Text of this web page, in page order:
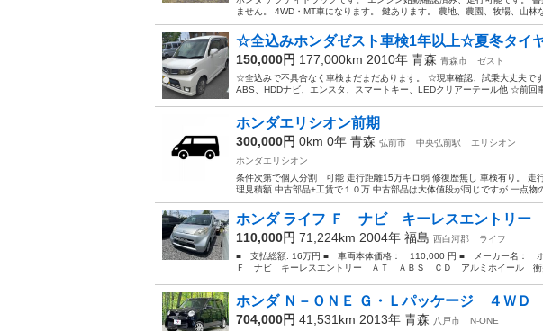
ません。 4WD・MT車になります。 鍵あります。 農地、農園、牧場、山林
☆全込みホンダゼスト車検1年以上☆夏冬タイ
150,000円 177,000km 2010年 青森 青森市
ゼスト
☆全込みで不具合なく車検まだまだあります。 ☆現車確認、試乗大丈夫で
ABS、HDDナビ、エンスタ、スマートキー、LEDクリアーテール他 ☆前回
ホンダエリシオン前期
300,000円 0km 0年 青森 弘前市 中央弘前駅
エリシオン
ホンダエリシオン
条件次第で個人分割 可能 走行距離15万キロ弱 修復歴無し 車検有り。 走
理見積額 中古部品+工賃で１０万 中古部品は大体値段が同じですが 一点物
ホンダ ライフ Ｆ ナビ キーレスエントリ
110,000円 71,224km 2004年 福島 西白河郡
ライフ
■ 支払総額: 16万円 ■ 車両本体価格： 110,000 円 ■ メーカー名：
Ｆ ナビ キーレスエントリー ＡＴ ＡＢＳ ＣＤ アルミホイール 衝
ホンダ Ｎ－ＯＮＥ Ｇ・Ｌパッケージ ４Ｗ
704,000円 41,531km 2013年 青森 八戸市
N-ONE